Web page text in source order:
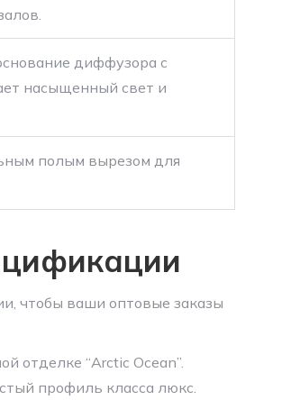
диффузора с
насыщенный свет и
полым вырезом для
чтобы ваши оптовые заказы
отделке “Arctic Ocean”.
профиль класса люкс.